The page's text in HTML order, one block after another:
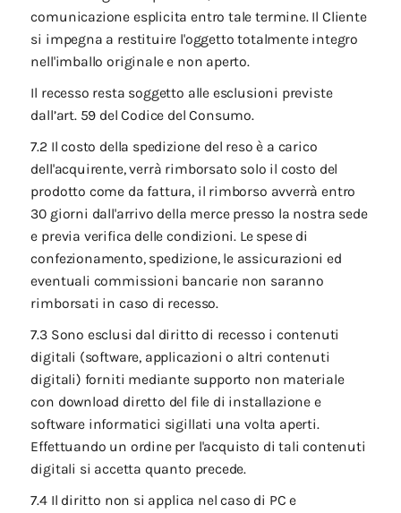
comunicazione esplicita entro tale termine. Il Cliente
si impegna a restituire l'oggetto totalmente integro
nell'imballo originale e non aperto.
Il recesso resta soggetto alle esclusioni previste
dall’art. 59 del Codice del Consumo.
7.2 Il costo della spedizione del reso è a carico
dell'acquirente, verrà rimborsato solo il costo del
prodotto come da fattura, il rimborso avverrà entro
30 giorni dall'arrivo della merce presso la nostra sede
e previa verifica delle condizioni. Le spese di
confezionamento, spedizione, le assicurazioni ed
eventuali commissioni bancarie non saranno
rimborsati in caso di recesso.
7.3 Sono esclusi dal diritto di recesso i contenuti
digitali (software, applicazioni o altri contenuti
digitali) forniti mediante supporto non materiale
con download diretto del file di installazione e
software informatici sigillati una volta aperti.
Effettuando un ordine per l'acquisto di tali contenuti
digitali si accetta quanto precede.
7.4 Il diritto non si applica nel caso di PC e